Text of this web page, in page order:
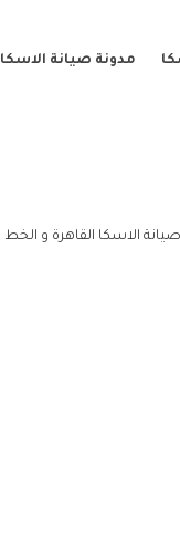
مدونة صيانة الاسكا
الاسكا القاهرة و